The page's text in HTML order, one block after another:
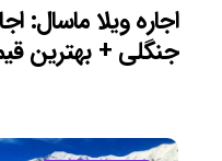
اجاره ویلا ماسال:
جنگلی + بهترین